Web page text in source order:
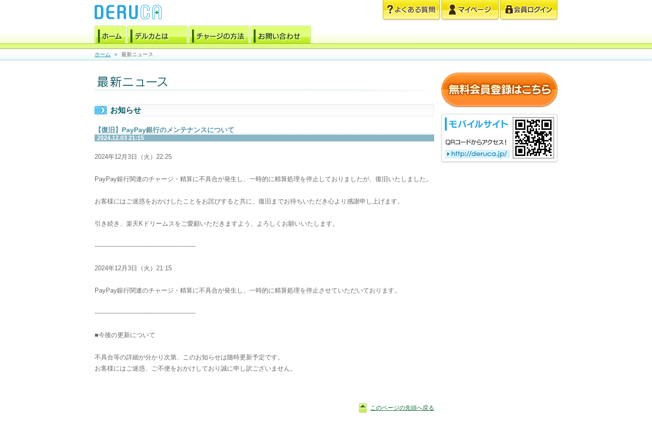
ホーム 最新ニュース
お知らせ
【復旧】PayPay銀行のメンテナンスについて
2024.12.03 21:15
2024年12月3日（火）22:25
PayPay銀行関連のチャージ・精算に不具合が発生し、一時的に精算処理を停止しておりましたが、復旧いたしました。
お客様にはご迷惑をおかけしたことをお詫びすると共に、復旧までお待ちいただき心より感謝申し上げます。
引き続き、楽天Kドリームスをご愛顧いただきますよう、よろしくお願いいたします。
----------------------------------------------------
2024年12月3日（火）21:15
PayPay銀行関連のチャージ・精算に不具合が発生し、一時的に精算処理を停止させていただいております。
----------------------------------------------------
■今後の更新について
不具合等の詳細が分かり次第、このお知らせは随時更新予定です。
お客様にはご迷惑、ご不便をおかけしており誠に申し訳ございません。
このページの先頭へ戻る